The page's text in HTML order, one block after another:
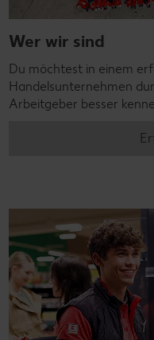
Wer wir sind
Du möchtest in einem
Handelsunternehmen
Arbeitgeber besser